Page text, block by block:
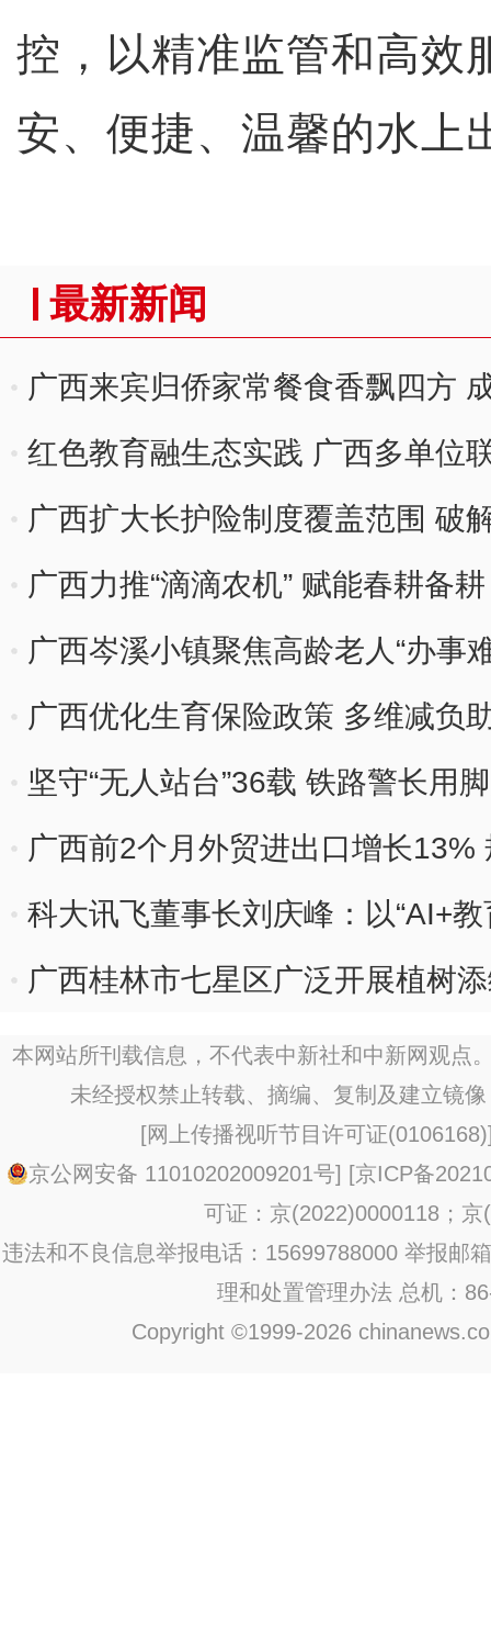
控，以精准监管和高效
安、便捷、温馨的水上
最新新闻
广西来宾归侨家常餐食香飘四方
红色教育融生态实践 广西多单位
活动
广西扩大长护险制度覆盖范围 破
广西力推“滴滴农机” 赋能春耕备耕
广西岑溪小镇聚焦高龄老人“办事
广西优化生育保险政策 多维减负
坚守“无人站台”36载 铁路警长用
广西前2个月外贸进出口增长13%
科大讯飞董事长刘庆峰：以“AI+
交融
广西桂林市七星区广泛开展植树
本网站所刊载信息，不代表中新社和中新网观点
未经授权禁止转载、摘编、复制及建立镜
[网上传播视听节目许可证(0106168)
京公网安备 11010202009201号] [京ICP备
可证：京(2022)0000118；京
违法和不良信息举报电话：15699788000 举报邮
理和处置管理办法 总机：
Copyright ©1999-2026